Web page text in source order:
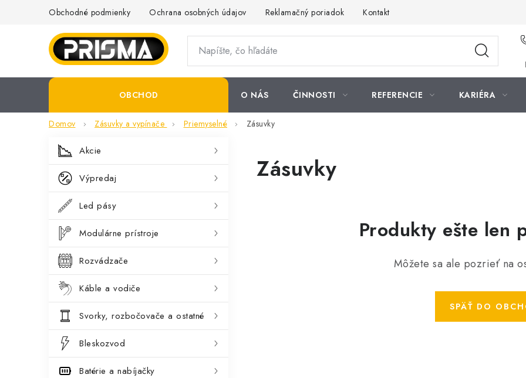
Obchodné podmienky Ochrana osobných údajov Reklamačný poriadok Kontakt
OBCHOD O NÁS ČINNOSTI REFERENCIE KARIÉRA
Domov Zásuvky a vypínače Priemyselné Zásuvky
B
o
č
n
p
a
n
e
Preskočiť
kategórie
K
a
g
ó
i
e
Akcie
Výpredaj
Led pásy
Modulárne prístroje
Rozvádzače
Káble a vodiče
Svorky, rozbočovače a ostatné
Bleskozvod
Batérie a nabíjačky
Zásuvky
Produkty ešte len
Môžete sa ale pozrieť na
SPÄŤ DO